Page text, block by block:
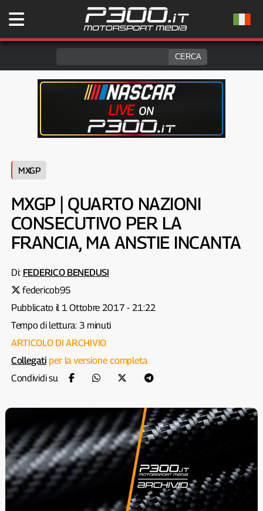
MXGP
MXGP | QUARTO NAZIONI
CONSECUTIVO PER LA
FRANCIA, MA ANSTIE INCANTA
Di: FEDERICO BENEDUSI
federicob95
Pubblicato il 1 Ottobre 2017 - 21:22
Tempo di lettura: 3 minuti
ARTICOLO DI ARCHIVIO
Collegati per la versione completa
Condividi su